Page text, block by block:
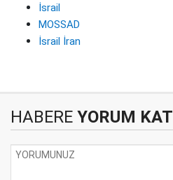
İsrail
MOSSAD
İsrail İran
HABERE YORUM KAT